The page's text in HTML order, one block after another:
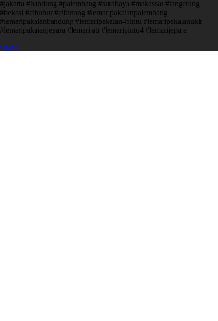
#jakarta #bandung #palembang #surabaya #makassar #tangerang
#bekasi #cibubur #cibinong #lemaripakaianpalembang
#lemaripakaianbandung #lemaripakaian4pintu #lemaripakaianukir
#lemaripakaianjepara #lemarijati #lemaripintu4 #lemarijepara
Open